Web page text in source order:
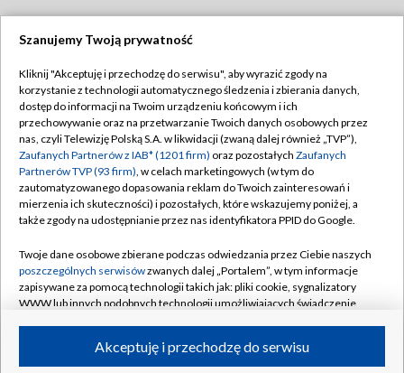
TVP
Abonament TVP
Emisja w TVP
Centrum informacji TVP
Naziemna Telewizja Cyfrowa
Rada Programowa
System NOS
Informacje o nadawcy
Program dla prasy
Regulamin TVP
Polityka prywatności
Moje zgody
Pomoc
Kontakt
Kanały
Szanujemy Twoją prywatność
Kliknij "Akceptuję i przechodzę do serwisu", aby wyrazić zgody na
korzystanie z technologii automatycznego śledzenia i zbierania danych,
dostęp do informacji na Twoim urządzeniu końcowym i ich
przechowywanie oraz na przetwarzanie Twoich danych osobowych przez
nas, czyli Telewizję Polską S.A. w likwidacji (zwaną dalej również „TVP”),
Zaufanych Partnerów z IAB* (1201 firm) oraz pozostałych Zaufanych
Partnerów TVP (93 firm), w celach marketingowych (w tym do
zautomatyzowanego dopasowania reklam do Twoich zainteresowań i
mierzenia ich skuteczności) i pozostałych, które wskazujemy poniżej, a
także zgody na udostępnianie przez nas identyfikatora PPID do Google.
Twoje dane osobowe zbierane podczas odwiedzania przez Ciebie naszych
poszczególnych serwisówzwanych dalej „Portalem”, w tym informacje
zapisywane za pomocą technologii takich jak: pliki cookie, sygnalizatory
WWW lub innych podobnych technologii umożliwiających świadczenie
ruchu w Internecie.Akceptuję i przechodzę do serwisu